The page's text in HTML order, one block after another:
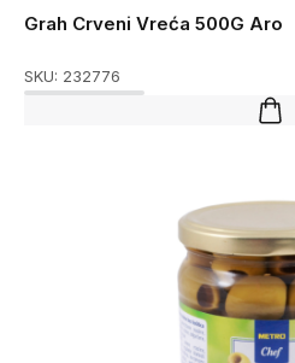
Grah Crveni Vreća 500G Aro
SKU: 232776